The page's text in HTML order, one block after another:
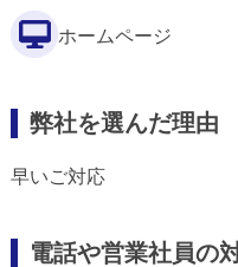
ホームページ
弊社を選んだ理由
早いご対応
電話や営業社員の